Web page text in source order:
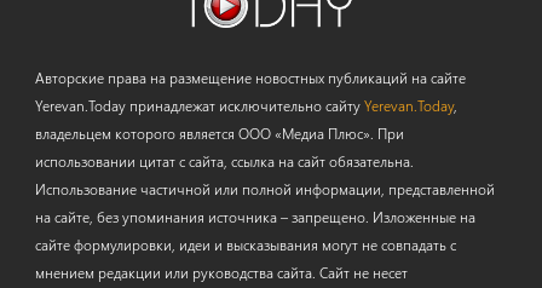
Авторские права на размещение новостных публикаций на сайте
Yerevan.Today принадлежат исключительно сайтуYerevan.Today,
владельцем которого является ООО «Медиа Плюс». При
использовании цитат с сайта, ссылка на сайт обязательна.
Использование частичной или полной информации, представленной
на сайте, без упоминания источника – запрещено. Изложенные на
сайте формулировки, идеи и высказывания могут не совпадать с
мнением редакции или руководства сайта. Сайт не несет